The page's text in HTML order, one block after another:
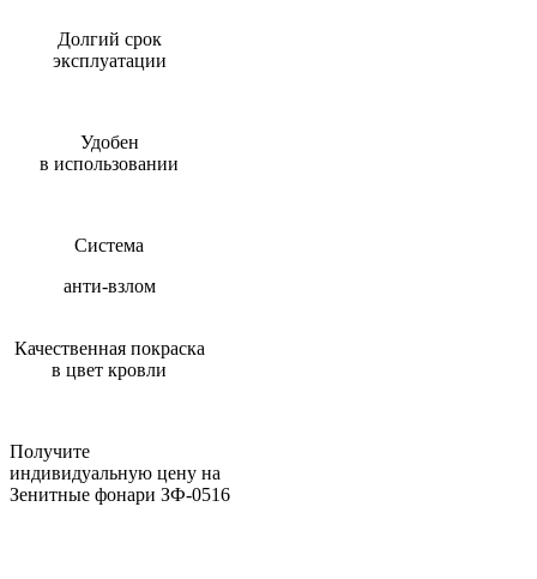
Долгий срок
эксплуатации
Удобен
в использовании
Система
анти-взлом
Качественная покраска
в цвет кровли
Получите
индивидуальную цену на
Зенитные фонари ЗФ-0516